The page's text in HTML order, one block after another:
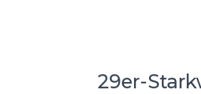
29er-